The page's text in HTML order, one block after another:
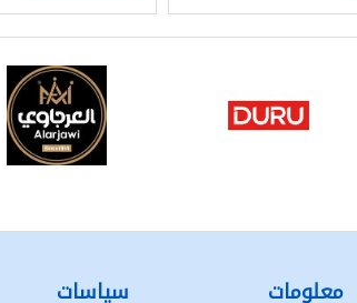
معلومات سياسات